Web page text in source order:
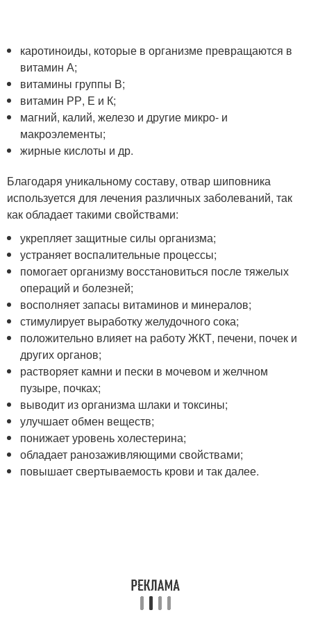
каротиноиды, которые в организме превращаются в
витамин А;
витамины группы В;
витамин РР, Е и К;
магний, калий, железо и другие микро- и
макроэлементы;
жирные кислоты и др.
Благодаря уникальному составу, отвар шиповника
используется для лечения различных заболеваний, так
как обладает такими свойствами:
укрепляет защитные силы организма;
устраняет воспалительные процессы;
помогает организму восстановиться после тяжелых
операций и болезней;
восполняет запасы витаминов и минералов;
стимулирует выработку желудочного сока;
положительно влияет на работу ЖКТ, печени, почек и
других органов;
растворяет камни и пески в мочевом и желчном
пузыре, почках;
выводит из организма шлаки и токсины;
улучшает обмен веществ;
понижает уровень холестерина;
обладает ранозаживляющими свойствами;
повышает свертываемость крови и так далее.